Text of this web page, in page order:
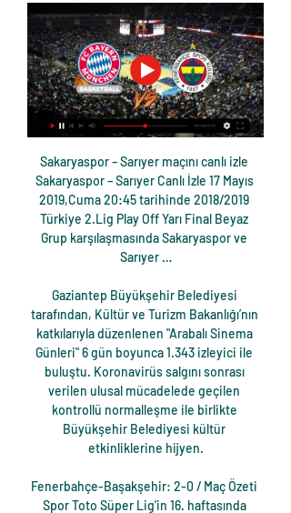
Sakaryaspor – Sarıyer maçını canlı izle
Sakaryaspor – Sarıyer Canlı İzle 17 Mayıs
2019,Cuma 20:45 tarihinde 2018/2019
Türkiye 2.Lig Play Off Yarı Final Beyaz
Grup karşılaşmasında Sakaryaspor ve
Sarıyer …
Gaziantep Büyükşehir Belediyesi
tarafından, Kültür ve Turizm Bakanlığı’nın
katkılarıyla düzenlenen "Arabalı Sinema
Günleri" 6 gün boyunca 1.343 izleyici ile
buluştu. Koronavirüs salgını sonrası
verilen ulusal mücadelede geçilen
kontrollü normalleşme ile birlikte
Büyükşehir Belediyesi kültür
etkinliklerine hijyen.
Fenerbahçe-Başakşehir: 2-0 / Maç Özeti
Spor Toto Süper Lig'in 16. haftasında